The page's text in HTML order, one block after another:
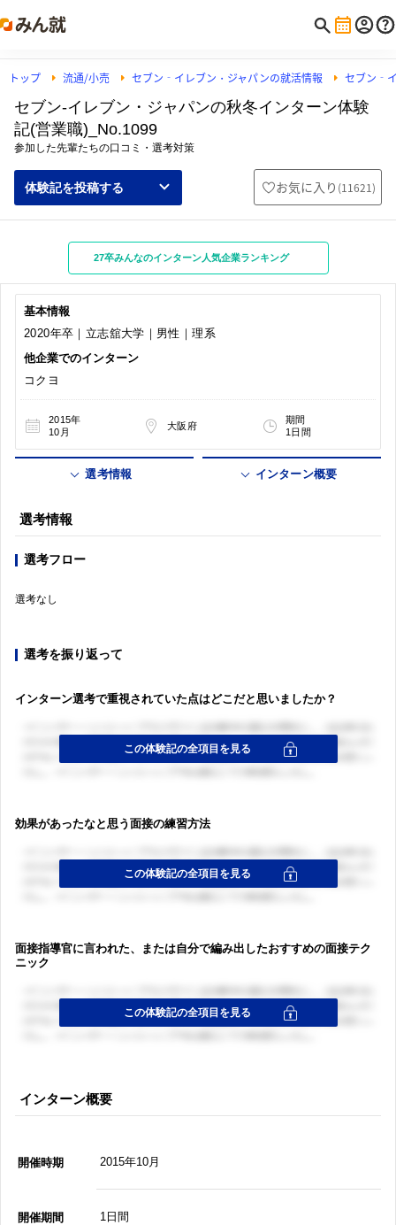
トップ 流通/小売 セブン‐イレブン・ジャパンの就活情報 セブン‐
セブン‐イレブン・ジャパンの秋冬インターン体験
記(営業職)_No.1099
参加した先輩たちの口コミ・選考対策
体験記を投稿する お気に入り (11621)
27卒みんなのインターン人気企業ランキング
基本情報
2020年卒｜立志舘大学｜男性｜理系
他企業でのインターン
コクヨ
2015年
10月
大阪府
期間
1日間
選考情報 インターン概要
選考情報
選考フロー
選考なし
選考を振り返って
インターン選考で重視されていた点はどこだと思いましたか？
効果があったなと思う面接の練習方法
面接指導官に言われた、または自分で編み出したおすすめの面接テク
ニック
インターン概要
開催時期 2015年10月
開催期間 1日間